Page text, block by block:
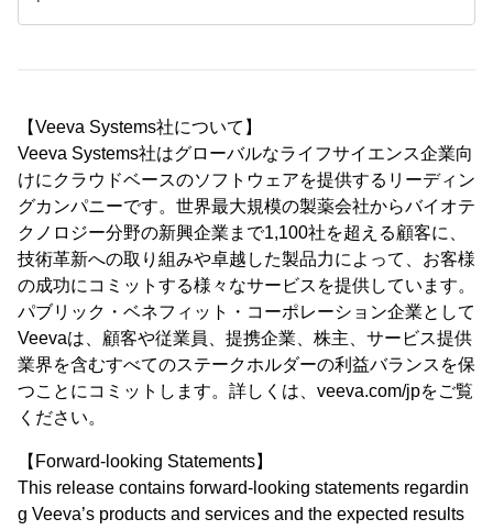
【Veeva Systems社について】
Veeva Systems社はグローバルなライフサイエンス企業向
けにクラウドベースのソフトウェアを提供するリーディン
グカンパニーです。世界最大規模の製薬会社からバイオテ
クノロジー分野の新興企業まで1,100社を超える顧客に、
技術革新への取り組みや卓越した製品力によって、お客様
の成功にコミットする様々なサービスを提供しています。
パブリック・ベネフィット・コーポレーション企業として
Veevaは、顧客や従業員、提携企業、株主、サービス提供
業界を含むすべてのステークホルダーの利益バランスを保
つことにコミットします。詳しくは、veeva.com/jpをご覧
ください。
【Forward-looking Statements】
This release contains forward-looking statements regardin
g Veeva’s products and services and the expected results